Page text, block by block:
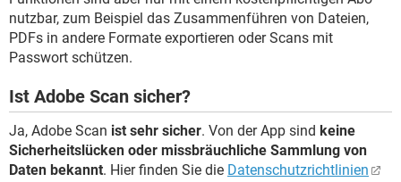
nutzbar, zum Beispiel das Zusammenführen von Dateien,
PDFs in andere Formate exportieren oder Scans mit
Passwort schützen.
Ist Adobe Scan sicher?
Ja, Adobe Scan ist sehr sicher. Von der App sind keine
Sicherheitslücken oder missbräuchliche Sammlung von
Daten bekannt. Hier finden Sie die Datenschutzrichtlinien